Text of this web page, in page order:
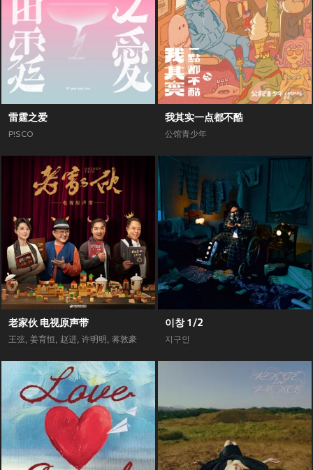
雷霆之爱
P!SCO
我其实一点都不酷
公馆青少年
老家伙 电视原声带
王弦, 姜育恒, 赵进, 许明明 , 蒋敦豪
이창 1/2
지구인